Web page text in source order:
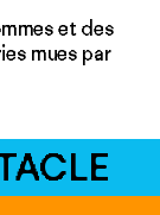
et des
mues par